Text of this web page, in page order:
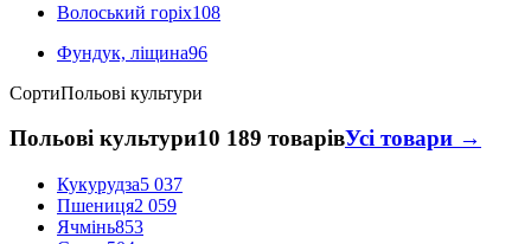
Волоський горіх108
Фундук, ліщина96
СортиПольові культури
Польові культури10 189 товарівУсі товари →
Кукурудза5 037
Пшениця2 059
Ячмінь853